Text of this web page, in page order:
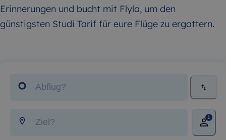
Erinnerungen und bucht mit Flyla, um den
günstigsten Studi Tarif für eure Flüge zu ergattern.
1